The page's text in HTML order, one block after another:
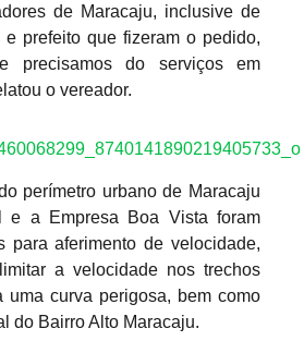
de Maracaju, inclusive de
e prefeito que fizeram o pedido,
precisamos do serviços em
o vereador.
perímetro urbano de Maracaju
e a Empresa Boa Vista foram
para aferimento de velocidade,
a velocidade nos trechos
uma curva perigosa, bem como
do Bairro Alto Maracaju.